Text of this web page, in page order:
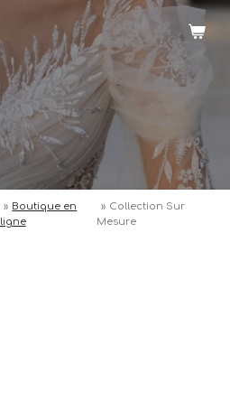
» Boutique en
ligne
» Collection Sur
Mesure